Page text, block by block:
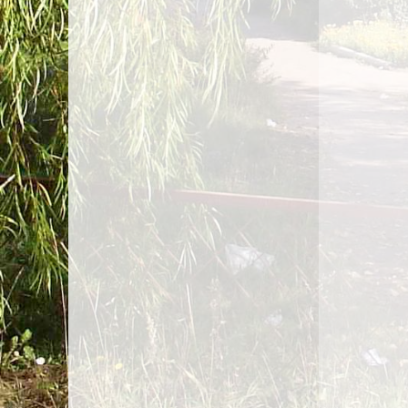
Доступная среда